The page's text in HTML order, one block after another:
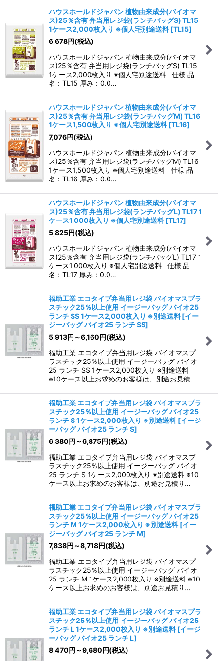
ハウスホールドジャパン 植物由来成分(バイオマ
ス)25％含有 弁当用レジ袋(ランチバッグS) TL15
1ケース2,000枚入り ※個人宅別途送料 [TL15]
6,678円(税込)
ハウスホールドジャパン 植物由来成分(バイオマ
ス)25％含有 弁当用レジ袋(ランチバッグS) TL15
1ケース2,000枚入り ※個人宅別途送料 仕様 品
名：TL15 厚み：0.0…
ハウスホールドジャパン 植物由来成分(バイオマ
ス)25％含有 弁当用レジ袋(ランチバッグM) TL16
1ケース1,500枚入り ※個人宅別途送料 [TL16]
7,076円(税込)
ハウスホールドジャパン 植物由来成分(バイオマ
ス)25％含有 弁当用レジ袋(ランチバッグM) TL16
1ケース1,500枚入り ※個人宅別途送料 仕様 品
名：TL16 厚み：0.0…
ハウスホールドジャパン 植物由来成分(バイオマ
ス)25％含有 弁当用レジ袋(ランチバッグL) TL17 1
ケース1,000枚入り ※個人宅別途送料 [TL17]
5,825円(税込)
ハウスホールドジャパン 植物由来成分(バイオマ
ス)25％含有 弁当用レジ袋(ランチバッグL) TL17 1
ケース1,000枚入り ※個人宅別途送料 仕様 品
名：TL17 厚み：0.0…
福助工業 エコタイプ弁当用レジ袋 バイオマスプラ
スチック25％以上使用 イージーバッグ バイオ25
ランチ SS 1ケース2,000枚入り ※別途送料 [イー
ジーバッグ バイオ25 ランチ SS]
5,913円 ～6,160円(税込)
福助工業 エコタイプ弁当用レジ袋 バイオマスプ
ラスチック25％以上使用 イージーバッグ バイオ
25 ランチ SS 1ケース2,000枚入り ※別途送料
※10ケース以上お求めのお客様は、別途お見積…
福助工業 エコタイプ弁当用レジ袋 バイオマスプラ
スチック25％以上使用 イージーバッグ バイオ25
ランチ S 1ケース2,000枚入り ※別途送料 [イージ
ーバッグ バイオ25 ランチ S]
6,380円 ～6,875円(税込)
福助工業 エコタイプ弁当用レジ袋 バイオマスプ
ラスチック25％以上使用 イージーバッグ バイオ
25 ランチ S 1ケース2,000枚入り ※別途送料 ※10
ケース以上お求めのお客様は、別途お見積り…
福助工業 エコタイプ弁当用レジ袋 バイオマスプラ
スチック25％以上使用 イージーバッグ バイオ25
ランチ M 1ケース2,000枚入り ※別途送料 [イー
ジーバッグ バイオ25 ランチ M]
7,838円 ～8,718円(税込)
福助工業 エコタイプ弁当用レジ袋 バイオマスプ
ラスチック25％以上使用 イージーバッグ バイオ
25 ランチ M 1ケース2,000枚入り ※別途送料 ※10
ケース以上お求めのお客様は、別途お見積り…
福助工業 エコタイプ弁当用レジ袋 バイオマスプラ
スチック25％以上使用 イージーバッグ バイオ25
ランチ L 1ケース2,000枚入り ※別途送料 [イージ
ーバッグ バイオ25 ランチ L]
8,470円 ～9,680円(税込)